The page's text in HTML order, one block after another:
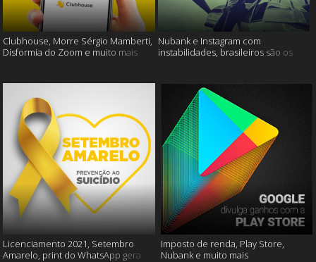
Clubhouse, Morre Sérgio Mamberti,
Disformia do Zoom e muito mais
Nubank e Instagram com
instabilidades, brasileiros são os
Licenciamento 2021, Setembro
Amarelo, print do WhatsApp gera
Imposto de renda, Play Store,
Nubank e muito mais